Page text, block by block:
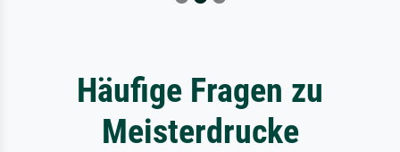
Häufige Fragen zu
Meisterdrucke